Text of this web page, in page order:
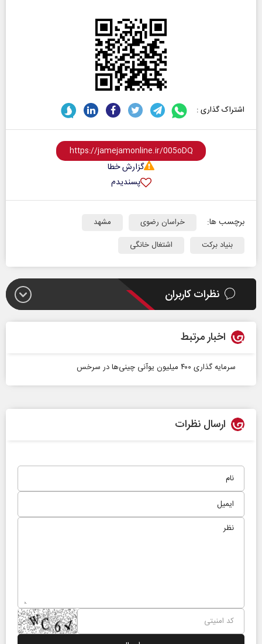
اشتراک گذاری :
گزارش خطا
پسندیدم
برچسب ها: خراسان رضوی
مشهد
بنیاد برکت
اشتغال خانگی
نظرات کاربران
اخبار مرتبط
سرمایه گذاری ۴۰۰ میلیون یوآنی چینی‌ها در سرخس
ارسال نظرات